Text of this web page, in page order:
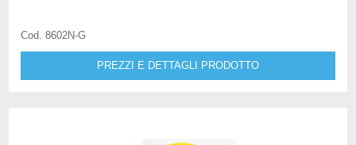
Cod. 8602N-G
PREZZI E DETTAGLI PRODOTTO